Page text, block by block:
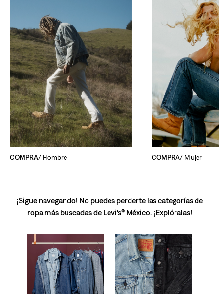
COMPRA/ Hombre COMPRA/ Mujer
¡Sigue navegando! No puedes perderte las categorías de
ropa más buscadas de Levi’s® México. ¡Explóralas!